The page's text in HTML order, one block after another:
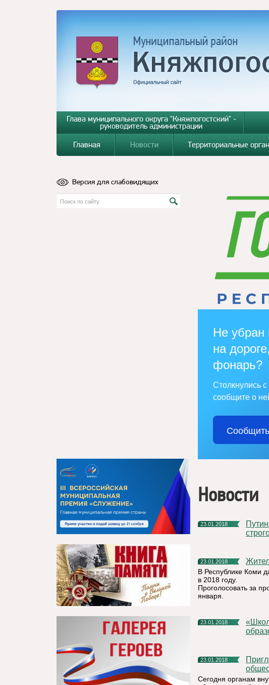
Глава муниципального округа "Княжпогостский" -
руководитель администрации
Главная Новости Территориальные
Версия для слабовидящих
Не убран
на
фонарь?
Столкнулись
сообщите о
Новости
23.01.2018
Путин: право россиян на надежную судебную защиту будет
23.01.2018
В Республике Коми
в 2018 году.
Проголосовать за
января.
23.01.2018
«Школа городских изменений» РУСАЛа открывает новый
23.01.2018
Приглашаем граждан принять участие в охране
Сегодня органам